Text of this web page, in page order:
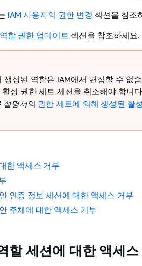
IAM 사용자의 권한 변경 섹션을 참조
역할 권한 업데이트 섹션을 참조하세요.
성된 역할은 IAM에서 편집할 수 없
성 권한 세트 세션을 취소해야 합니
설명서의 권한 세트에 의해 생성된 활
한 액세스 거부
인증 정보 세션에 대한 액세스 거부
주체에 대한 액세스 거부
할 세션에 대한 액세